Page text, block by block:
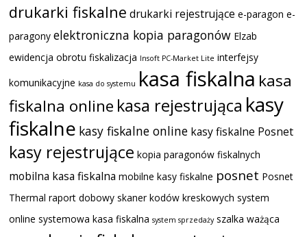
drukarki fiskalne drukarki rejestrujące e-paragon e-
paragony elektroniczna kopia paragonów Elzab
ewidencja obrotu fiskalizacja Insoft PC-Market Lite interfejsy
komunikacyjne kasa do systemu kasa fiskalna kasa
fiskalna online kasa rejestrująca kasy
fiskalne kasy fiskalne online kasy fiskalne Posnet
kasy rejestrujące kopia paragonów fiskalnych
mobilna kasa fiskalna mobilne kasy fiskalne posnet Posnet
Thermal raport dobowy skaner kodów kreskowych system
online systemowa kasa fiskalna system sprzedaży szalka ważąca